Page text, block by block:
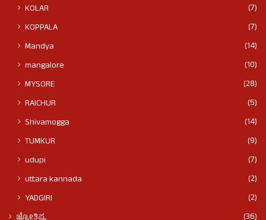
KOLAR
(7)
KOPPALA
(7)
Mandya
(14)
mangalore
(10)
MYSORE
(28)
RAICHUR
(5)
Shivamogga
(14)
TUMKUR
(9)
udupi
(7)
uttara kannada
(2)
YADGIRI
(2)